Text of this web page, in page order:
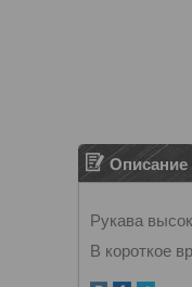
Описание
Рукава
В короткое